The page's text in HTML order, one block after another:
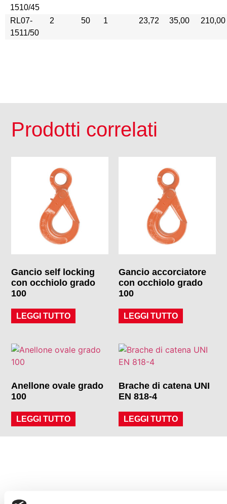
1510/45
RL07-
1511/50
2 50 1 23,72 35,00 210,00
Prodotti correlati
Gancio self locking
con occhiolo grado
100
LEGGI TUTTO
Gancio accorciatore
con occhiolo grado
100
LEGGI TUTTO
Anellone ovale grado
100
LEGGI TUTTO
Brache di catena UNI
EN 818-4
LEGGI TUTTO